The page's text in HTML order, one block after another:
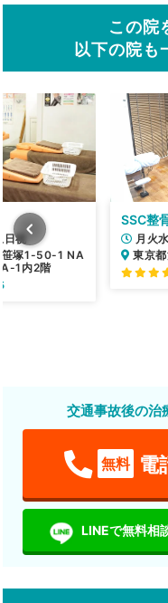
この院
以下の院も
SSC整
月火
東京
祝
笹塚1-50-1 NA
A-1内2階
交通事故後の治
無料 電
LINEで無料相